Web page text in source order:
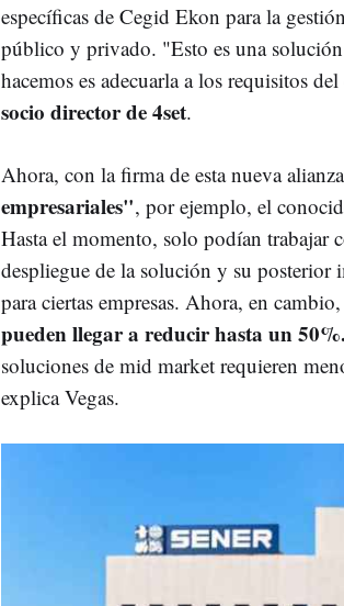
específicas de Cegid Ekon para la
público y privado. "Esto es una
hacemos es adecuarla a los requisitos
socio director de 4set.
Ahora, con la firma de esta nueva
empresariales", por ejemplo, el
Hasta el momento, solo podían trabajar
despliegue de la solución y su
para ciertas empresas. Ahora, en
pueden llegar a reducir hasta un 50%.
soluciones de mid market requieren
explica Vegas.